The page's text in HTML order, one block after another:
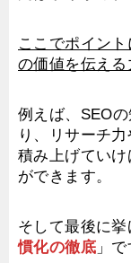
ここでポイン
の価値を伝える
例えば、SEO
り、リサーチ
積み上げてい
ができます。
そして最後に挙
慣化の徹底 」で